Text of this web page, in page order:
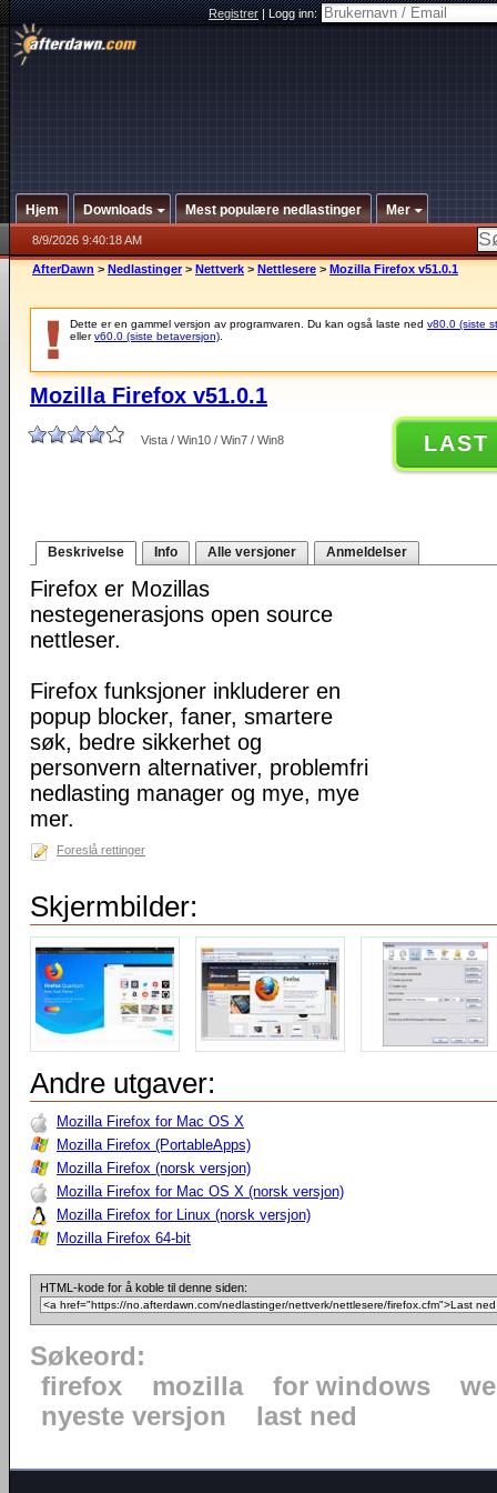
Registrer|Logg inn:
Hjem Downloads Mest populære nedlastinger Mer
8/9/2026 9:40:18 AM
AfterDawn > Nedlastinger > Nettverk > Nettlesere > Mozilla Firefox v51.0.1
Dette er en gammel versjon av programvaren. Du kan også laste ned v80.0 (siste
ellerv60.0 (siste betaversjon)
Mozilla Firefox v51.0.1
Vista / Win10 / Win7 / Win8 LAST
Beskrivelse Info Alle versjoner Anmeldelser
Firefox er Mozillas
nestegenerasjons open source
nettleser.
Firefox funksjoner inkluderer en
popup blocker, faner, smartere
søk, bedre sikkerhet og
personvern alternativer, problemfri
nedlasting manager og mye, mye
mer.
Foreslå rettinger
Skjermbilder:
Andre utgaver:
Mozilla Firefox for Mac OS X
Mozilla Firefox (PortableApps)
Mozilla Firefox (norsk versjon)
Mozilla Firefox for Mac OS X (norsk versjon)
Mozilla Firefox for Linux (norsk versjon)
Mozilla Firefox 64-bit
HTML-kode for å koble til denne siden:
Søkeord:
firefox
mozilla for windows
nyeste versjon
last ned